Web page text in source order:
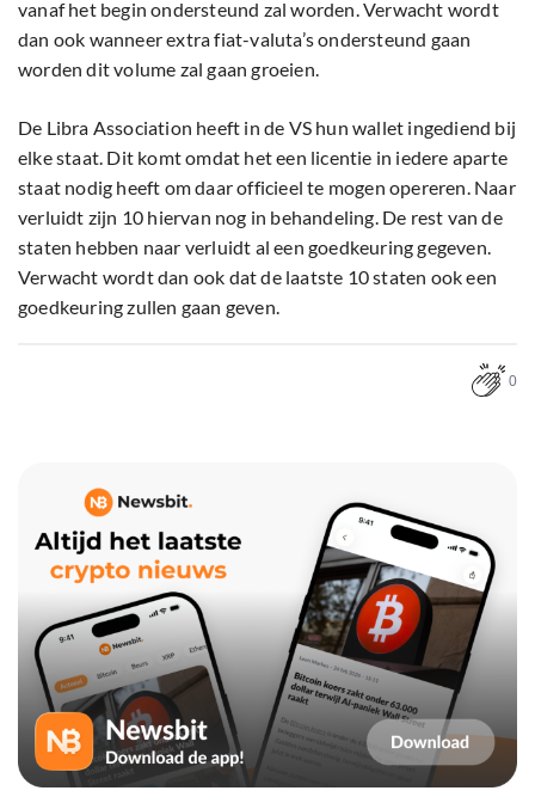
vanaf het begin ondersteund zal worden. Verwacht wordt
dan ook wanneer extra fiat-valuta’s ondersteund gaan
worden dit volume zal gaan groeien.
De Libra Association heeft in de VS hun wallet ingediend bij
elke staat. Dit komt omdat het een licentie in iedere aparte
staat nodig heeft om daar officieel te mogen opereren. Naar
verluidt zijn 10 hiervan nog in behandeling. De rest van de
staten hebben naar verluidt al een goedkeuring gegeven.
Verwacht wordt dan ook dat de laatste 10 staten ook een
goedkeuring zullen gaan geven.
0